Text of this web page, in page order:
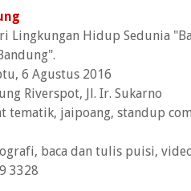
Lingkungan Hidup Sedunia
6 Agustus 2016
Riverspot, Jl. Ir. Sukarno
tematik, jaipoang, standup
baca dan tulis puisi,
3328